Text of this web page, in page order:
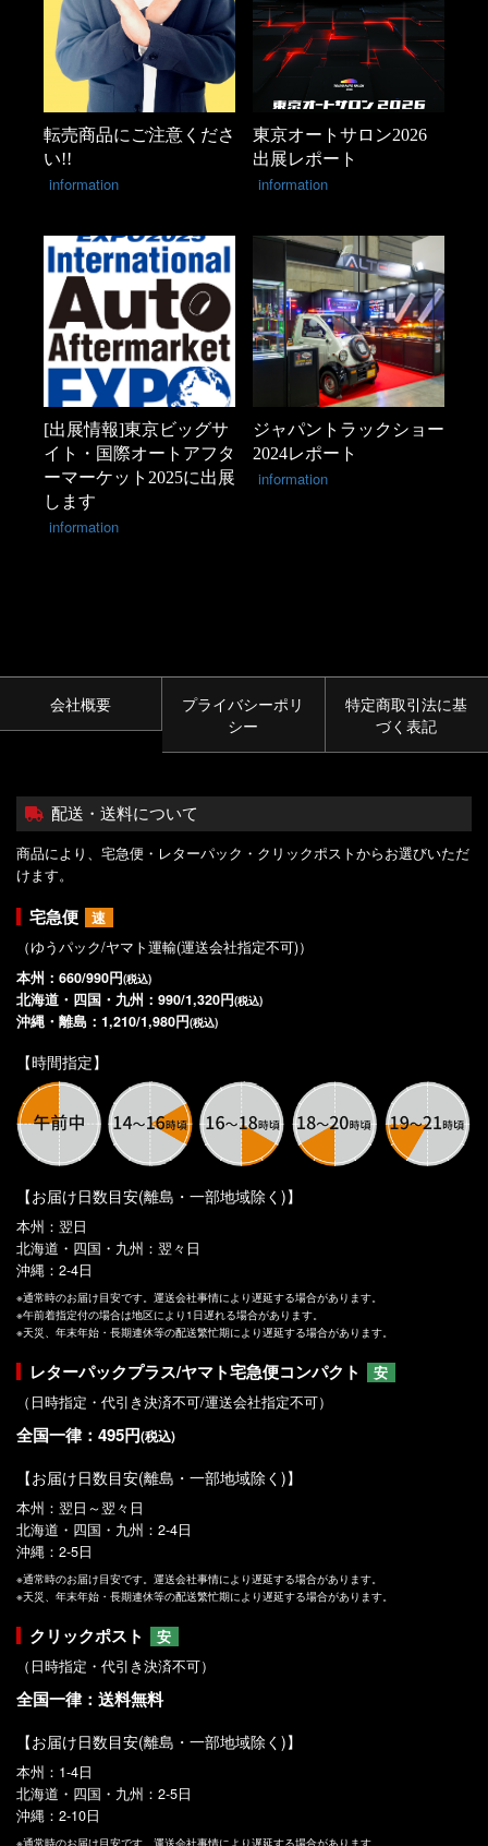
転売商品にご注意くださ
い!!
information
東京オートサロン2026
出展レポート
information
[出展情報]東京ビッグサ
イト・国際オートアフタ
ーマーケット2025に出展
します
information
ジャパントラックショー
2024レポート
information
会社概要
プライバシーポリ
シー
特定商取引法に基
づく表記
配送・送料について
商品により、宅急便・レターパック・クリックポストからお選びいただ
けます。
宅急便
速
（ゆうパック/ヤマト運輸(運送会社指定不可)）
本州：660/990円(税込)
北海道・四国・九州：990/1,320円(税込)
沖縄・離島：1,210/1,980円(税込)
【時間指定】
【お届け日数目安(離島・一部地域除く)】
本州：翌日
北海道・四国・九州：翌々日
沖縄：2-4日
※通常時のお届け目安です。運送会社事情により遅延する場合があります。
※午前着指定付の場合は地区により1日遅れる場合があります。
※天災、年末年始・長期連休等の配送繁忙期により遅延する場合があります。
レターパックプラス/ヤマト宅急便コンパクト
安
（日時指定・代引き決済不可/運送会社指定不可）
全国一律：495円(税込)
【お届け日数目安(離島・一部地域除く)】
本州：翌日～翌々日
北海道・四国・九州：2-4日
沖縄：2-5日
※通常時のお届け目安です。運送会社事情により遅延する場合があります。
※天災、年末年始・長期連休等の配送繁忙期により遅延する場合があります。
クリックポスト
安
（日時指定・代引き決済不可）
全国一律：送料無料
【お届け日数目安(離島・一部地域除く)】
本州：1-4日
北海道・四国・九州：2-5日
沖縄：2-10日
※通常時のお届け目安です。運送会社事情により遅延する場合があります。